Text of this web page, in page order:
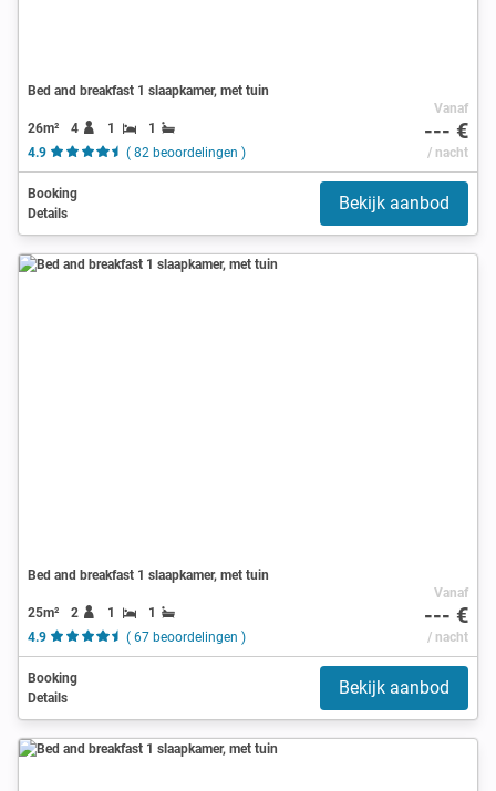
Bed and breakfast 1 slaapkamer, met tuin
26m² 4 1
1
4.9
( 82 beoordelingen )
Vanaf
--- €
/ nacht
Booking
Details
Bekijk aanbod
Bed and breakfast 1 slaapkamer, met tuin
25m² 2 1
1
4.9
( 67 beoordelingen )
Vanaf
--- €
/ nacht
Booking
Details
Bekijk aanbod